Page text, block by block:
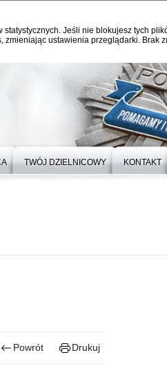
Jeśli nie blokujesz tych
ustawienia przeglądarki. Brak
TWÓJ DZIELNICOWY KONTAKT
Powrót Drukuj